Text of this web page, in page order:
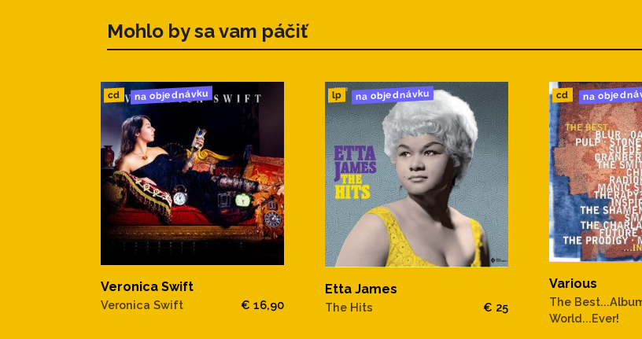
Mohlo by sa vam páčiť
cd na objednávku
Veronica Swift
Veronica Swift € 16,90
lp na objednávku
Etta James
The Hits € 25
cd na
Various
The
World...Ever!